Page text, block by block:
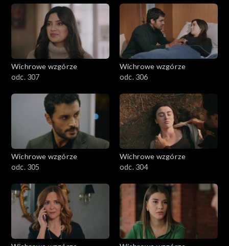
Wichrowe wzgórze
odc. 307
Wichrowe wzgórze
odc. 306
Wichrowe wzgórze
odc. 305
Wichrowe wzgórze
odc. 304